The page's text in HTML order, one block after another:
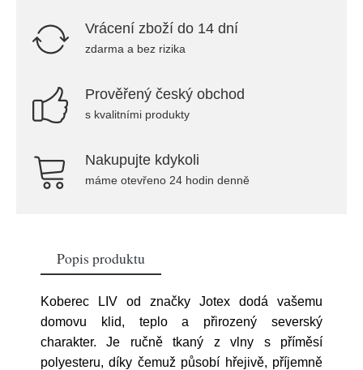
Vrácení zboží do 14 dní
zdarma a bez rizika
Prověřený český obchod
s kvalitními produkty
Nakupujte kdykoli
máme otevřeno 24 hodin denně
Popis produktu
Koberec LIV od značky Jotex dodá vašemu
domovu klid, teplo a přirozený severský
charakter. Je ručně tkaný z vlny s příměsí
polyesteru, díky čemuž působí hřejivě, příjemně